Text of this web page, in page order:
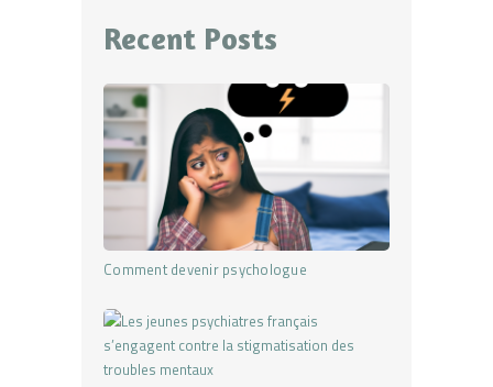
Recent Posts
Comment devenir psychologue